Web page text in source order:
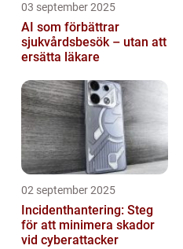
03 september 2025
AI som förbättrar
sjukvårdsbesök – utan att
ersätta läkare
02 september 2025
Incidenthantering: Steg
för att minimera skador
vid cyberattacker